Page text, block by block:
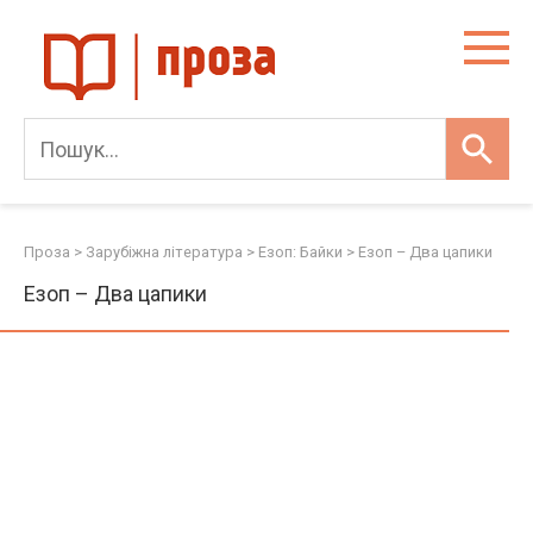
content
Проза > Зарубіжна література > Езоп: Байки > Езоп – Два цапики
Езоп – Два цапики